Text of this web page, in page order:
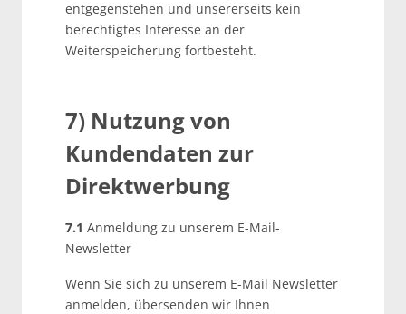
entgegenstehen und unsererseits kein
berechtigtes Interesse an der
Weiterspeicherung fortbesteht.
7) Nutzung von
Kundendaten zur
Direktwerbung
7.1 Anmeldung zu unserem E-Mail-
Newsletter
Wenn Sie sich zu unserem E-Mail Newsletter
anmelden, übersenden wir Ihnen